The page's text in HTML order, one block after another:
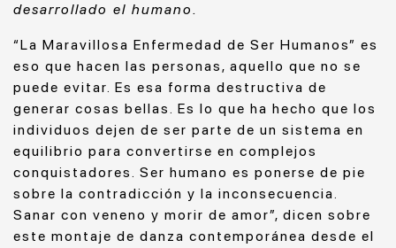
desarrollado el humano.
“La Maravillosa Enfermedad de Ser Humanos” es
eso que hacen las personas, aquello que no se
puede evitar. Es esa forma destructiva de
generar cosas bellas. Es lo que ha hecho que los
individuos dejen de ser parte de un sistema en
equilibrio para convertirse en complejos
conquistadores. Ser humano es ponerse de pie
sobre la contradicción y la inconsecuencia.
Sanar con veneno y morir de amor”, dicen sobre
este montaje de danza contemporánea desde el